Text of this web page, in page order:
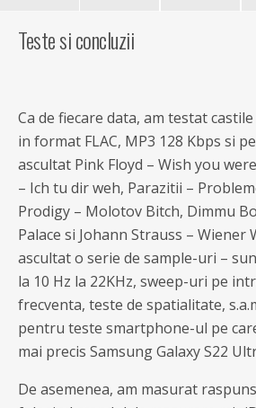
Teste si concluzii
Ca de fiecare data, am testat
in format FLAC, MP3 128 Kbps si
ascultat Pink Floyd – Wish you
– Ich tu dir weh, Parazitii –
Prodigy – Molotov Bitch, Dimmu
Palace si Johann Strauss – Wiener
ascultat o serie de sample-uri –
la 10 Hz la 22KHz, sweep-uri pe
frecventa, teste de spatialitate,
pentru teste smartphone-ul pe
mai precis Samsung Galaxy S22
De asemenea, am masurat